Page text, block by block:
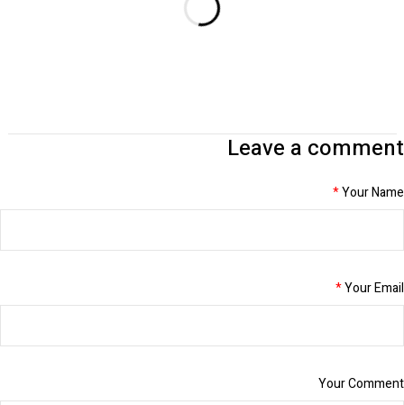
Leave a comment
Your Name
*
Your Email
*
Your Comment